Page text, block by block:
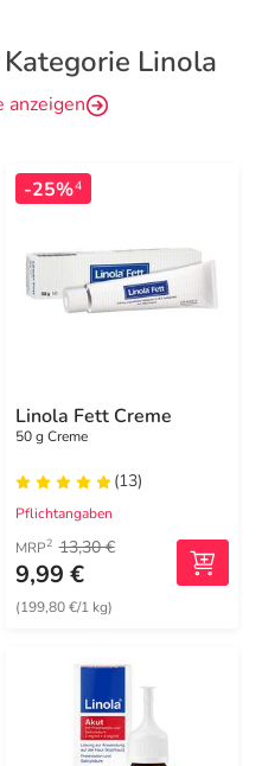
Linola
-25%4
Linola Fett Creme
50 g Creme
(13)
Pflichtangaben
MRP2 13,30 €
9,99 €
(199,80 €/1 kg)